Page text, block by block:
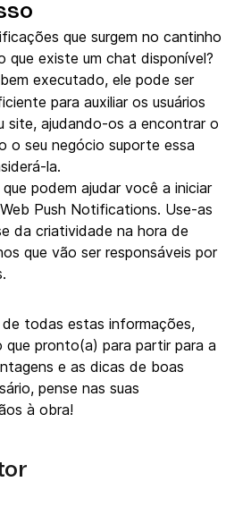
que surgem no cantinho
que existe um chat disponível?
executado, ele pode ser
para auxiliar os usuários
site, ajudando-os a encontrar o
o seu negócio suporte essa
la.
podem ajudar você a iniciar
Push Notifications. Use-as
da criatividade na hora de
que vão ser responsáveis por
todas estas informações,
pronto(a) para partir para a
e as dicas de boas
pense nas suas
à obra!